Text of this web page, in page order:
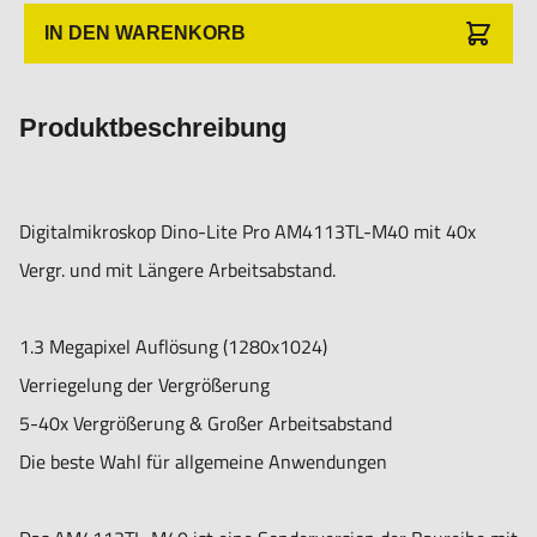
Infrarot-Filter: IR-Cut-Filter >650 nm
Diffusor verfügbar: MSAA111A1 (optionales Zubehör)
Polarisator: Nein
Arbeitsabstand: Lang
Objektiv-Typ: Glas mit Antireflexionsbeschichtung
Sensor-Typ: CMOS
Auflösung: 1,3 Megapixel (1280x1024)
Maximale Bildrate: 30 fps
Kompatibilität:
IN DEN WARENKORB
Produktbeschreibung
Digitalmikroskop Dino-Lite Pro AM4113TL-M40 mit 40x
Vergr. und mit Längere Arbeitsabstand.
1.3 Megapixel Auflösung (1280x1024)
Verriegelung der Vergrößerung
5-40x Vergrößerung & Großer Arbeitsabstand
Die beste Wahl für allgemeine Anwendungen